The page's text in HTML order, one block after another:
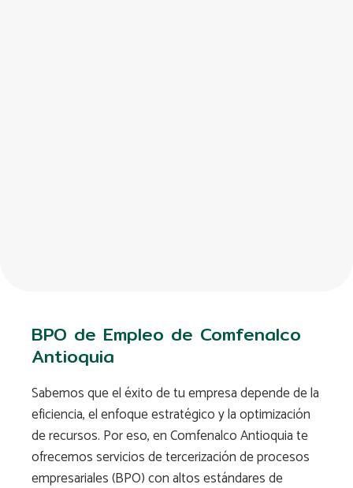
BPO de Empleo de Comfenalco
Antioquia
Sabemos que el éxito de tu empresa depende de la
eficiencia, el enfoque estratégico y la optimización
de recursos. Por eso, en Comfenalco Antioquia te
ofrecemos servicios de tercerización de procesos
empresariales (BPO) con altos estándares de